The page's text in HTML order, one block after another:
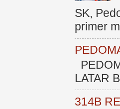
SK,
primer
LATAR
314B